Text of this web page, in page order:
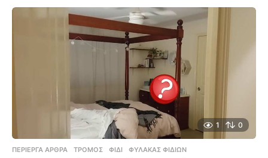
1 0
ΠΕΡΊΕΡΓΑ ΆΡΘΡΑ ΤΡΌΜΟΣ ,ΦΊΔΙ ,ΦΎΛΑΚΑΣ ΦΙΔΙΏΝ